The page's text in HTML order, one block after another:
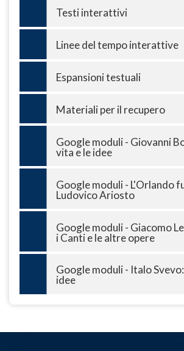
Testi interattivi
Linee del tempo interattive
Espansioni testuali
Materiali per il recupero
Google moduli - Giovanni
vita e le idee
Google moduli - L'Orlando
Ludovico Ariosto
Google moduli - Giacomo
i Canti e le altre opere
Google moduli - Italo
idee